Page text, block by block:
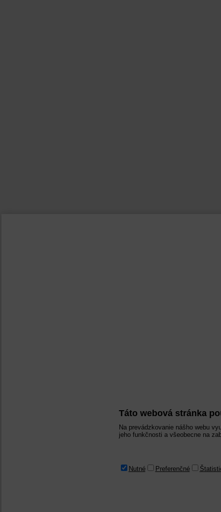
Táto webová stránka
Na prevádzkovanie nášho webu
jeho funkčnosti a všeobecne na
Nutné Preferenčné